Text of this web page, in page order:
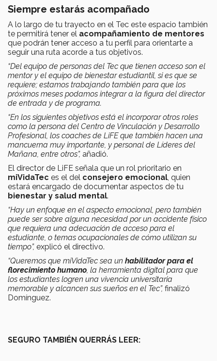
Siempre estarás acompañado
A lo largo de tu trayecto en el Tec este espacio también
te permitirá tener el acompañamiento de mentores
que podrán tener acceso a tu perfil para orientarte a
seguir una ruta acorde a tus objetivos.
“Del equipo de personas del Tec que tienen acceso son el
mentor y el equipo de bienestar estudiantil, si es que se
requiere; estamos trabajando también para que los
próximos meses podamos integrar a la figura del director
de entrada y de programa.
“En los siguientes objetivos está el incorporar otros roles
como la persona del Centro de Vinculación y Desarrollo
Profesional, los coaches de LiFE que también hacen una
mancuerna muy importante, y personal de Líderes del
Mañana, entre otros”, añadió.
El director de LiFE señala que un rol prioritario en
miVidaTec es el del consejero emocional, quien
estará encargado de documentar aspectos de tu
bienestar y salud mental.
“Hay un enfoque en el aspecto emocional, pero también
puede ser sobre alguna necesidad por un accidente físico
que requiera una adecuación de acceso para el
estudiante, o temas ocupacionales de cómo utilizan su
tiempo”, explicó el directivo.
“Queremos que miVidaTec sea un habilitador para el
florecimiento humano, la herramienta digital para que
los estudiantes logren una vivencia universitaria
memorable y alcancen sus sueños en el Tec”, finalizó
Domínguez.
SEGURO TAMBIÉN QUERRÁS LEER: